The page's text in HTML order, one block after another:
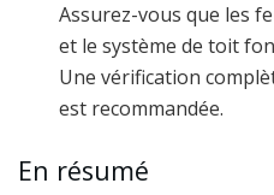
Assurez-vous que les
et le système de toit
Une vérification
est recommandée.
En résumé